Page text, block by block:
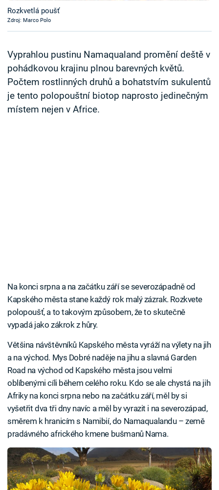
Časopis
Sledujte prima+
Přihlášení
Sledujte nás
Rozkvetlá poušť
Zdroj: Marco Polo
Vyprahlou pustinu Namaqualand promění deště v
pohádkovou krajinu plnou barevných květů.
Počtem rostlinných druhů a bohatstvím sukulentů
je tento polopouštní biotop naprosto jedinečným
místem nejen v Africe.
Na konci srpna a na začátku září se severozápadně od
Kapského města stane každý rok malý zázrak. Rozkvete
polopoušť, a to takovým způsobem, že to skutečně
vypadá jako zákrok z hůry.
Většina návštěvníků Kapského města vyráží na výlety na jih
a na východ. Mys Dobré naděje na jihu a slavná Garden
Road na východ od Kapského města jsou velmi
oblíbenými cíli během celého roku. Kdo se ale chystá na jih
Afriky na konci srpna nebo na začátku září, měl by si
vyšetřit dva tři dny navíc a měl by vyrazit i na severozápad,
směrem k hranicím s Namibií, do Namaqualandu – země
pradávného afrického kmene bušmanů Nama.